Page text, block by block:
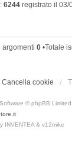
6244 registrato il 03/
argomenti 0 •Totale
Cancella cookie
© phpBB Limited
INVENTEA & v12mike